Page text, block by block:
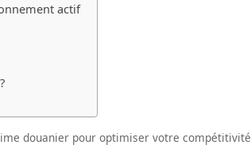
actif
douanier pour optimiser votre compétitivité